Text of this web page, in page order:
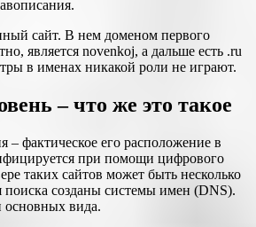
сайт. В нем доменом первого
является novenkoj, а дальше есть .ru
в именах никакой роли не играют.
– что же это такое
– фактическое его расположение в
при помощи цифрового
таких сайтов может быть несколько
поиска созданы системы имен (DNS).
основных вида.